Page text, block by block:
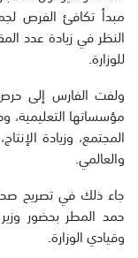
مبدأ تكافئ الفرص
النظر في زيادة عدد
للوزارة.
ولفت الفارس إلى
مؤسساتها
المجتمع، وزيادة
والعالمي.
جاء ذلك في تصريح
حمد المطر بحضور
وقيادي الوزارة.